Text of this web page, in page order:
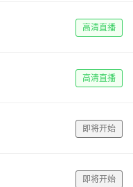
高清直播
高清直播
即将开始
即将开始